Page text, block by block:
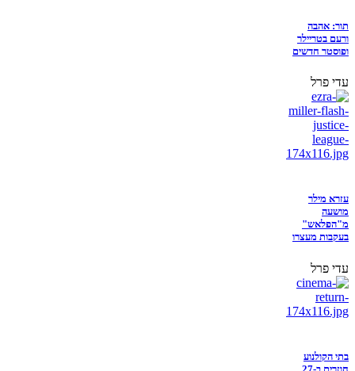
תור: אהבה
ורעם בטריילר
ופוסטר חדשים
עדי פרל
עזרא מילר
מושעה
מ"הפלאש"
בעקבות מעצרו
עדי פרל
בתי הקולנוע